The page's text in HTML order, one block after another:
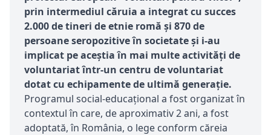
prin intermediul căruia a integrat cu succes
2.000 de tineri de etnie romă și 870 de
persoane seropozitive în societate și i-au
implicat pe aceștia în mai multe activități de
voluntariat într-un centru de voluntariat
dotat cu echipamente de ultimă generație.
Programul social-educațional a fost organizat în
contextul în care, de aproximativ 2 ani, a fost
adoptată, în România, o lege conform căreia